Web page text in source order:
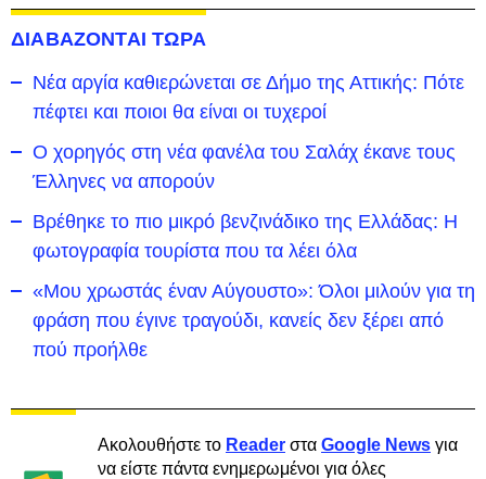
ΔΙΑΒΑΖΟΝΤΑΙ ΤΩΡΑ
Νέα αργία καθιερώνεται σε Δήμο της Αττικής: Πότε
πέφτει και ποιοι θα είναι οι τυχεροί
Ο χορηγός στη νέα φανέλα του Σαλάχ έκανε τους
Έλληνες να απορούν
Βρέθηκε το πιο μικρό βενζινάδικο της Ελλάδας: Η
φωτογραφία τουρίστα που τα λέει όλα
«Μου χρωστάς έναν Αύγουστο»: Όλοι μιλούν για τη
φράση που έγινε τραγούδι, κανείς δεν ξέρει από
πού προήλθε
Ακολουθήστε το Reader στα Google News για
να είστε πάντα ενημερωμένοι για όλες